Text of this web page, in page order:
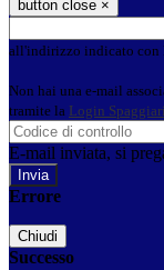
button close ×
all'indirizzo indicato con
Non hai una e-mail
tramite la Login Spaggiari
E-mail inviata, si
Errore
Chiudi
Successo